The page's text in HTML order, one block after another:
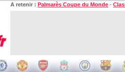
A retenir : Palmarès Coupe du Monde -